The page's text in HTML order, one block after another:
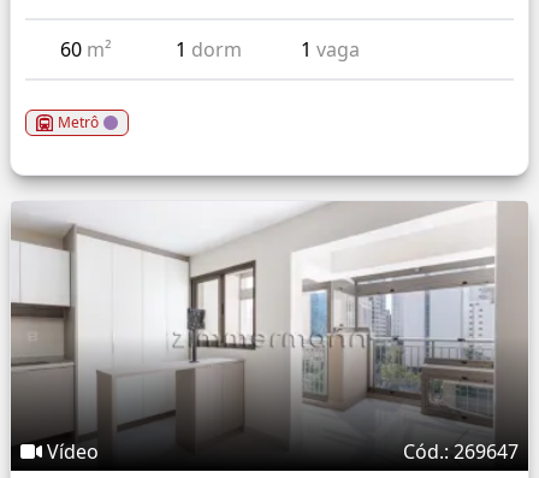
60 m² 1 dorm 1vaga
Metrô
Vídeo Cód.: 269647